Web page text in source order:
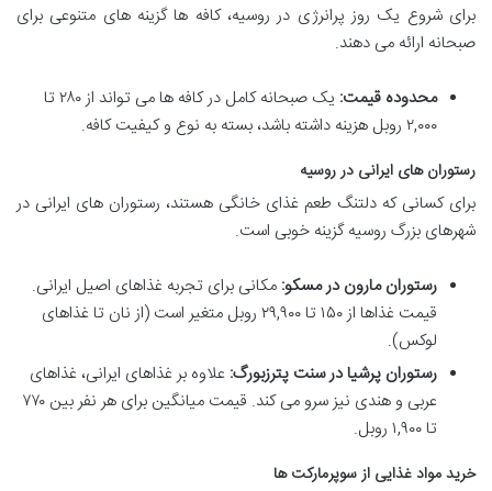
برای شروع یک روز پرانرژی در روسیه، کافه ها گزینه های متنوعی برای
صبحانه ارائه می دهند.
محدوده قیمت:
یک صبحانه کامل در کافه ها می تواند از ۲۸۰ تا
۲,۰۰۰ روبل هزینه داشته باشد، بسته به نوع و کیفیت کافه.
رستوران های ایرانی در روسیه
برای کسانی که دلتنگ طعم غذای خانگی هستند، رستوران های ایرانی در
شهرهای بزرگ روسیه گزینه خوبی است.
رستوران مارون در مسکو: مکانی برای تجربه غذاهای اصیل ایرانی.
قیمت غذاها از ۱۵۰ تا ۲۹,۹۰۰ روبل متغیر است (از نان تا غذاهای
لوکس).
رستوران پرشیا در سنت پترزبورگ: علاوه بر غذاهای ایرانی، غذاهای
عربی و هندی نیز سرو می کند. قیمت میانگین برای هر نفر بین ۷۷۰
تا ۱,۹۰۰ روبل.
خرید مواد غذایی از سوپرمارکت ها